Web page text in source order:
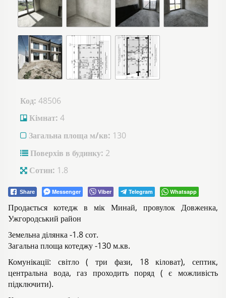
Код: 48506
Кімнат: 4
Загальна площа м/кв: 130
Поверхів в будинку: 2
Сотин: 1.8
Share Messenger Viber Telegram Whatsapp
Продається котедж в мік Минай, провулок Довженка,
Ужгородський район
Земельна ділянка -1.8 сот.
Загальна площа котеджу -130 м.кв.
Комунікації: світло ( три фази, 18 кіловат), септик,
центральна вода, газ проходить поряд ( є можливість
підключити).